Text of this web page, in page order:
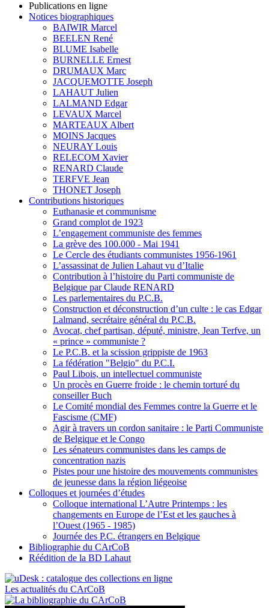
Publications en ligne
Notices biographiques
BAIWIR Marcel
BEELEN René
BLUME Isabelle
BURNELLE Ernest
DRUMAUX Marc
JACQUEMOTTE Joseph
LAHAUT Julien
LALMAND Edgar
LEVAUX Marcel
MARTEAUX Albert
MOINS Jacques
NEURAY Louis
RELECOM Xavier
RENARD Claude
TERFVE Jean
THONET Joseph
Contributions historiques
Euthanasie et communisme
Grand complot de 1923
L’engagement communiste des femmes
La grève des 100.000 - Mai 1941
Le Cercle des étudiants communistes 1956-1961
L’assassinat de Julien Lahaut vu d’Italie
Contribution à l’histoire du Parti communiste de
Belgique par Claude RENARD
Les parlementaires du P.C.B.
Construction et déconstruction d’un culte : le cas Edgar
Lalmand, secrétaire général du P.C.B.
Avocat, chef partisan, député, ministre, Jean Terfve, un
« prince » communiste ?
Le P.C.B. et la scission grippiste de 1963
La fédération "Belgio" du P.C.I.
Paul Libois, un intellectuel communiste
Un procès en Guerre froide : le chemin torturé du
conseiller Buch
Le Comité mondial des Femmes contre la Guerre et le
Fascisme (CMF)
Agir à travers un cordon sanitaire : le Parti Communiste
de Belgique et le Congo
Les sénateurs communistes dans les camps de
concentration nazis
Pistes pour une histoire des mouvements communistes
de jeunesse dans la région liégeoise
Colloques et journées d’études
Colloque international L’Autre Printemps : les
changements en Europe de l’Est et les gauches à
l’Ouest (1965 - 1985)
Journée des P.C. étrangers en Belgique
Bibliographie du CArCoB
Réédition de la BD Lahaut
Les actualités du CArCoB